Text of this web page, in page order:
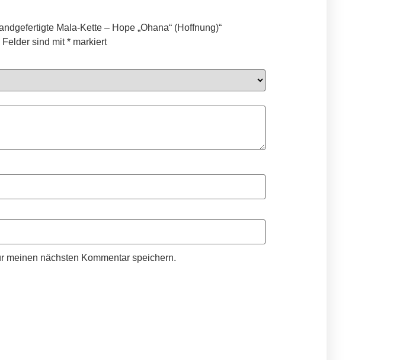
Mala-Kette – Hope „Ohana“ (Hoffnung)“
Felder sind mit* markiert
meinen nächsten Kommentar speichern.